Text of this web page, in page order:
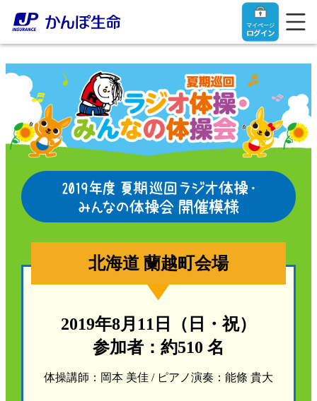
マイページ
ログイン
トップ
ご契約者さま
ご契約者さま
マイページログイン
入院保険金・手術保険金のご請求
保険をご検討中のお客さま
保険をご検討中のお客さま
定期保険
法人のお客さま
【まずはご相談ください】企業経営でお悩みの方はこ
法人のお客さま向け商品一覧
目的から探す
かんぽのLifeサポートナビ
かんぽ生命について
かんぽ生命について
よくあるご質問
北海道 蘭越町会場
2019年8月11日（日・祝）
参加者：約510 名
体操講師：岡本 美佳 / ピアノ演奏：能條 貴大